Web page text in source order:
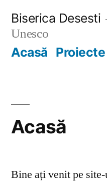
content
Biserica Desesti
Unesco
Acasă
Acasă
Bine ați venit pe